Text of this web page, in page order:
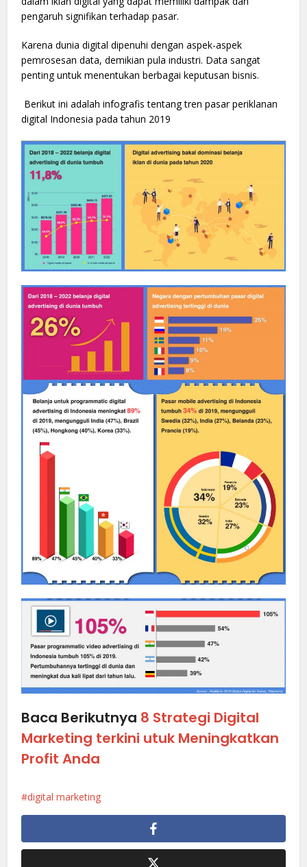
pengaruh signifikan terhadap pasar.
Karena dunia digital dipenuhi dengan aspek-aspek
pemrosesan data, demikian pula industri. Data sangat
penting untuk menentukan berbagai keputusan bisnis.
Berikut ini adalah infografis tentang tren pasar periklanan
digital Indonesia pada tahun 2019
Baca Berikutnya 8 Strategi Digital
Marketing terkini utuk Meningkatkan
Profit Anda
digital marketing